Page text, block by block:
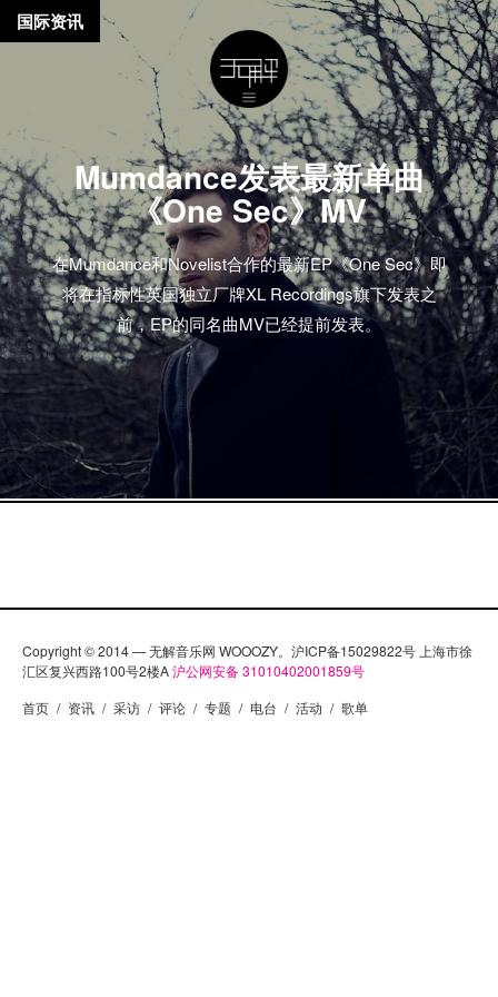
Mumdance发表最新单曲
《One Sec》MV
在Mumdance和Novelist合作的最新EP《One Sec》即
将在指标性英国独立厂牌XL Recordings旗下发表之
前，EP的同名曲MV已经提前发表。
国际资讯
Copyright © 2014 — 无解音乐网 WOOOZY。沪ICP备15029822号 上海市徐
汇区复兴西路100号2楼A沪公网安备 31010402001859号
首页 / 资讯 / 采访 / 评论 / 专题 / 电台 / 活动 / 歌单